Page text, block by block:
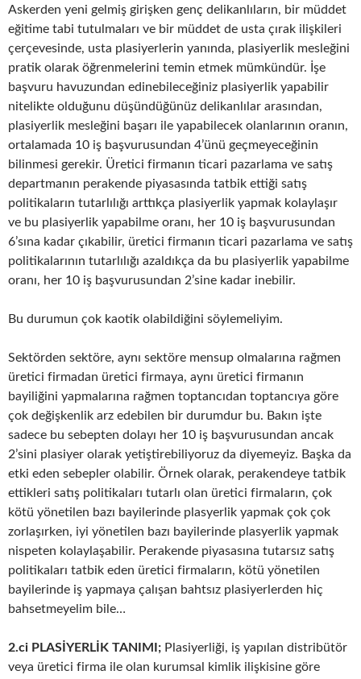
Askerden yeni gelmiş girişken genç delikanlıların, bir müddet
eğitime tabi tutulmaları ve bir müddet de usta çırak ilişkileri
çerçevesinde, usta plasiyerlerin yanında, plasiyerlik mesleğini
pratik olarak öğrenmelerini temin etmek mümkündür. İşe
başvuru havuzundan edinebileceğiniz plasiyerlik yapabilir
nitelikte olduğunu düşündüğünüz delikanlılar arasından,
plasiyerlik mesleğini başarı ile yapabilecek olanlarının oranın,
ortalamada 10 iş başvurusundan 4’ünü geçmeyeceğinin
bilinmesi gerekir. Üretici firmanın ticari pazarlama ve satış
departmanın perakende piyasasında tatbik ettiği satış
politikaların tutarlılığı arttıkça plasiyerlik yapmak kolaylaşır
ve bu plasiyerlik yapabilme oranı, her 10 iş başvurusundan
6’sına kadar çıkabilir, üretici firmanın ticari pazarlama ve satış
politikalarının tutarlılığı azaldıkça da bu plasiyerlik yapabilme
oranı, her 10 iş başvurusundan 2’sine kadar inebilir.
Bu durumun çok kaotik olabildiğini söylemeliyim.
Sektörden sektöre, aynı sektöre mensup olmalarına rağmen
üretici firmadan üretici firmaya, aynı üretici firmanın
bayiliğini yapmalarına rağmen toptancıdan toptancıya göre
çok değişkenlik arz edebilen bir durumdur bu. Bakın işte
sadece bu sebepten dolayı her 10 iş başvurusundan ancak
2’sini plasiyer olarak yetiştirebiliyoruz da diyemeyiz. Başka da
etki eden sebepler olabilir. Örnek olarak, perakendeye tatbik
ettikleri satış politikaları tutarlı olan üretici firmaların, çok
kötü yönetilen bazı bayilerinde plasyerlik yapmak çok çok
zorlaşırken, iyi yönetilen bazı bayilerinde plasyerlik yapmak
nispeten kolaylaşabilir. Perakende piyasasına tutarsız satış
politikaları tatbik eden üretici firmaların, kötü yönetilen
bayilerinde iş yapmaya çalışan bahtsız plasiyerlerden hiç
bahsetmeyelim bile…
2.ci PLASİYERLİK TANIMI; Plasiyerliği, iş yapılan distribütör
veya üretici firma ile olan kurumsal kimlik ilişkisine göre